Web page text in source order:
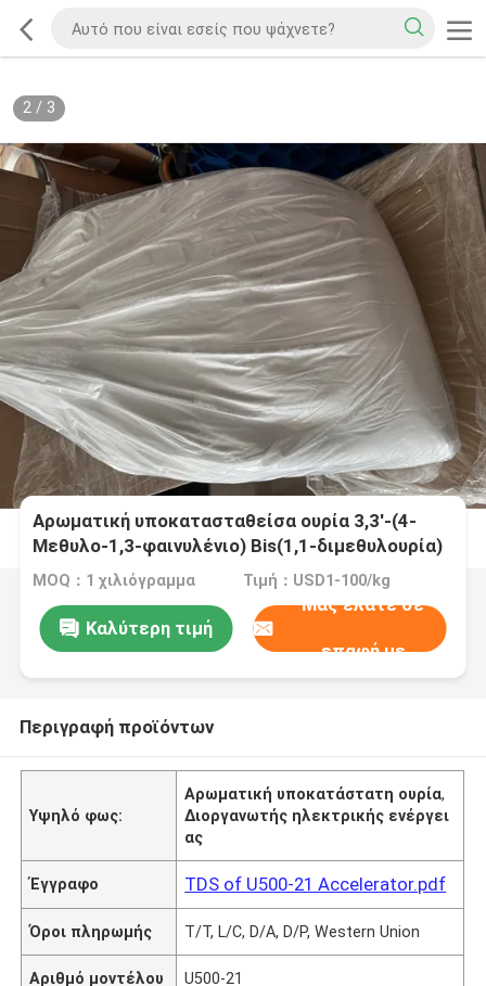
2/ 3
Αρωματική υποκατασταθείσα ουρία 3,3'-(4-
Μεθυλο-1,3-φαινυλένιο) Bis(1,1-διμεθυλουρία)
δι-λειτουργικός μικροποιημένος λανθάνων
επιταχυντή χρήσης για την επεξεργασία με
δικανδιαμίδη των εποξικών ρητίδων
MOQ：1 χιλιόγραμμα Τιμή：USD1-100/kg
Καλύτερη τιμή
Μας ελάτε σε
επαφή με
Περιγραφή προϊόντων
Υψηλό φως:
Αρωματική υποκατάστατη ουρία,
Διοργανωτής ηλεκτρικής ενέργει
ας
Έγγραφο TDS of U500-21 Accelerator.pdf
Όροι πληρωμής T/T, L/C, D/A, D/P, Western Union
Αριθμό μοντέλου U500-21